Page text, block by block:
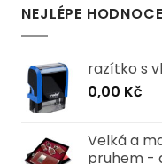
NEJLÉPE
razítko s
0,00 Kč
Velká a
pruhem -